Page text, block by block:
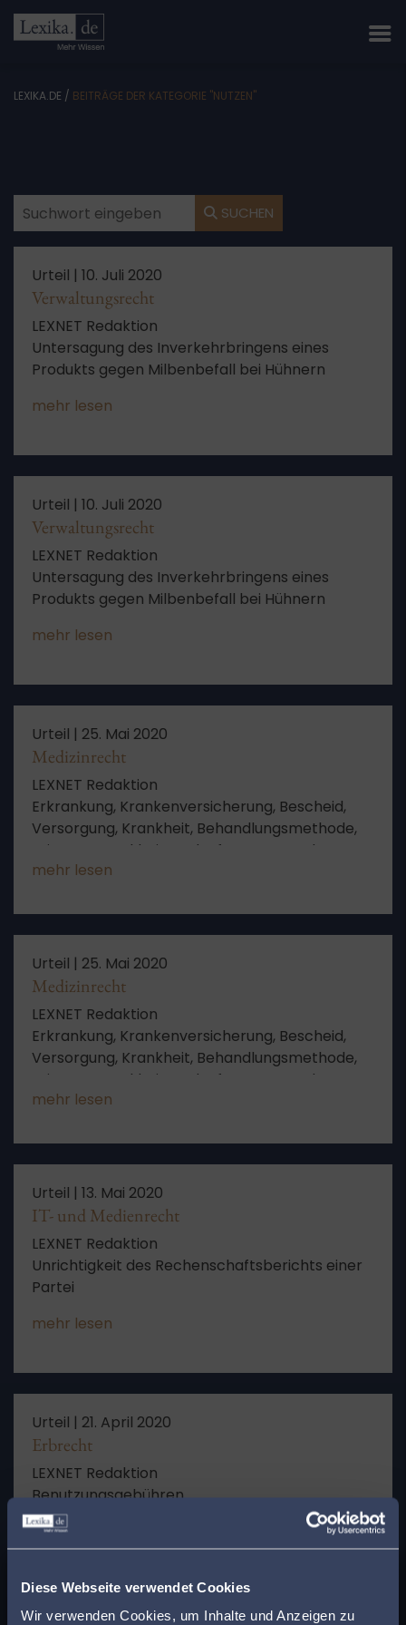
Diese Webseite verwendet Cookies
Wir verwenden Cookies, um Inhalte und Anzeigen zu
LEXIKA.DE / BEITRÄGE DER KATEGORIE "NUTZEN"
SUCHEN
Urteil | 10. Juli 2020
Verwaltungsrecht
LEXNET Redaktion
Untersagung des Inverkehrbringens eines
Produkts gegen Milbenbefall bei Hühnern
mehr lesen
Urteil | 10. Juli 2020
Verwaltungsrecht
LEXNET Redaktion
Untersagung des Inverkehrbringens eines
Produkts gegen Milbenbefall bei Hühnern
mehr lesen
Urteil | 25. Mai 2020
Medizinrecht
LEXNET Redaktion
Erkrankung, Krankenversicherung, Bescheid,
Versorgung, Krankheit, Behandlungsmethode,
Leistung, Krankheitsverlauf, MDK, Gutachten,
Diagnose, Sachleistung, Behandlung,
Krankenversicherung, kein Anspruch,
gesetzliche Regelung
mehr lesen
Urteil | 25. Mai 2020
Medizinrecht
LEXNET Redaktion
Erkrankung, Krankenversicherung, Bescheid,
Versorgung, Krankheit, Behandlungsmethode,
Leistung, Krankheitsverlauf, MDK, Gutachten,
Diagnose, Sachleistung, Behandlung,
Krankenversicherung, kein Anspruch,
gesetzliche Regelung
mehr lesen
Urteil | 13. Mai 2020
IT- und Medienrecht
LEXNET Redaktion
Unrichtigkeit des Rechenschaftsberichts einer
Partei
mehr lesen
Urteil | 21. April 2020
Erbrecht
LEXNET Redaktion
Benutzungsgebühren
mehr lesen
Finden Sie den